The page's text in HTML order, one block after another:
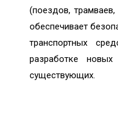
(поездов,
обеспечивает
транспортных
разработке
существующих.